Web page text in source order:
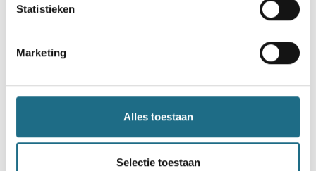
Statistieken
Marketing
Alles toestaan
Selectie toestaan
Allerheiligentocht